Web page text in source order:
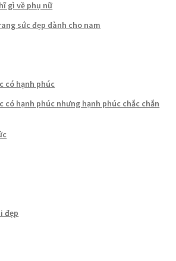
gì về phụ nữ
sức đẹp dành cho nam
có hạnh phúc
có hạnh phúc nhưng hạnh phúc chắc chắn
đẹp